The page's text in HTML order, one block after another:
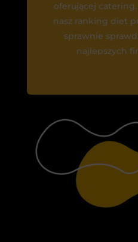
oferującej
nasz ranking diet
sprawnie
najlepszych